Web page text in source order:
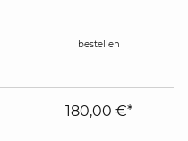
bestellen
180,00 €*